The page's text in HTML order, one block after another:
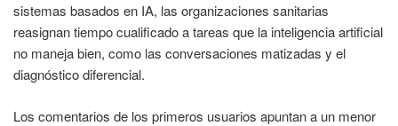
sistemas basados en IA, las organizaciones sanitarias
reasignan tiempo cualificado a tareas que la inteligencia artificial
no maneja bien, como las conversaciones matizadas y el
diagnóstico diferencial.
Los comentarios de los primeros usuarios apuntan a un menor